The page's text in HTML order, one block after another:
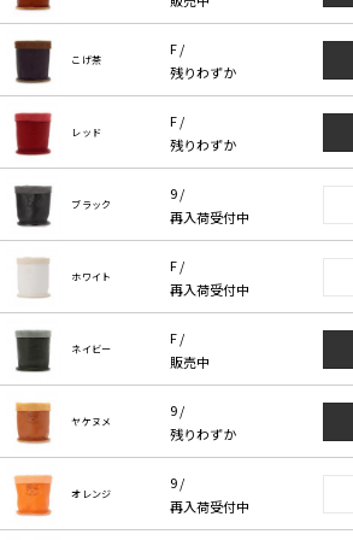
こげ茶
F /
残りわずか
レッド
F /
残りわずか
ブラック
9 /
再入荷受付中
ホワイト
F /
再入荷受付中
ネイビー
F /
販売中
ヤケヌメ
9 /
残りわずか
オレンジ
9 /
再入荷受付中